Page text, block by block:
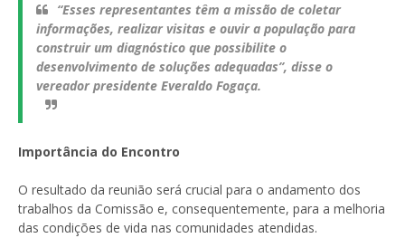
“Esses representantes têm a missão de coletar
informações, realizar visitas e ouvir a população para
construir um diagnóstico que possibilite o
desenvolvimento de soluções adequadas”, disse o
vereador presidente Everaldo Fogaça.
Importância do Encontro
O resultado da reunião será crucial para o andamento dos
trabalhos da Comissão e, consequentemente, para a melhoria
das condições de vida nas comunidades atendidas.